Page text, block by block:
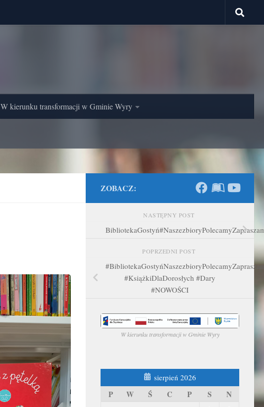
W kierunku transformacji w Gminie Wyry
ZOBACZ:
NASTĘPNY POST
POPRZEDNI POST
#KsiążkiDlaDorosłych #Dary
#NOWOŚCI
W kierunku transformacji w Gminie Wyry
sierpień 2026
P W Ś C P S N